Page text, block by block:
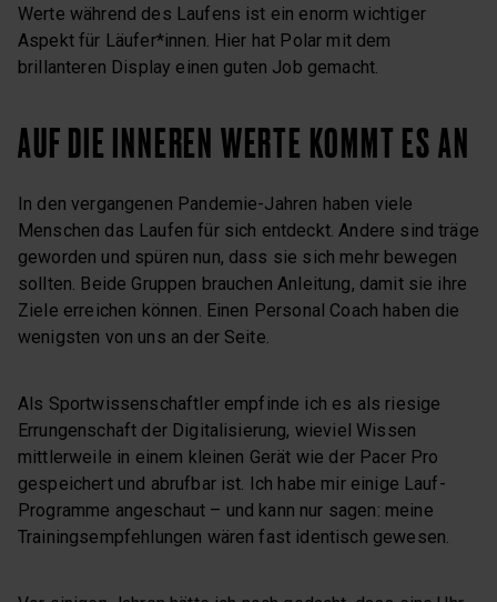
Werte während des Laufens ist ein enorm wichtiger
Aspekt für Läufer*innen. Hier hat Polar mit dem
brillanteren Display einen guten Job gemacht.
AUF DIE INNEREN WERTE KOMMT ES AN
In den vergangenen Pandemie-Jahren haben viele
Menschen das Laufen für sich entdeckt. Andere sind träge
geworden und spüren nun, dass sie sich mehr bewegen
sollten. Beide Gruppen brauchen Anleitung, damit sie ihre
Ziele erreichen können. Einen Personal Coach haben die
wenigsten von uns an der Seite.
Als Sportwissenschaftler empfinde ich es als riesige
Errungenschaft der Digitalisierung, wieviel Wissen
mittlerweile in einem kleinen Gerät wie der Pacer Pro
gespeichert und abrufbar ist. Ich habe mir einige Lauf-
Programme angeschaut – und kann nur sagen: meine
Trainingsempfehlungen wären fast identisch gewesen.